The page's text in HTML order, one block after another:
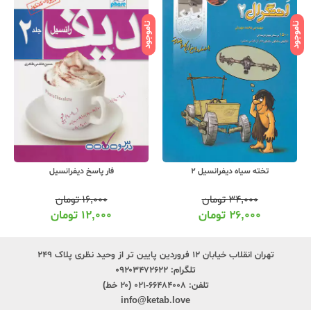
ناموجود
تخته سیاه دیفرانسیل 2
۳۴,۰۰۰تومان
۲۶,۰۰۰ تومان
ناموجود
فار پاسخ دیفرانسیل
۱۶,۰۰۰تومان
۱۲,۰۰۰ تومان
تهران انقلاب خیابان ۱۲ فروردین پایین تر از وحید نظری پلاک ۲۴۹
تلگرام: ۰۹۲۰۳۴۷۲۶۲۲
تلفن: ۶۶۴۸۴۰۰۸-۰۲۱ (۲۰ خط)
info@ketab.love